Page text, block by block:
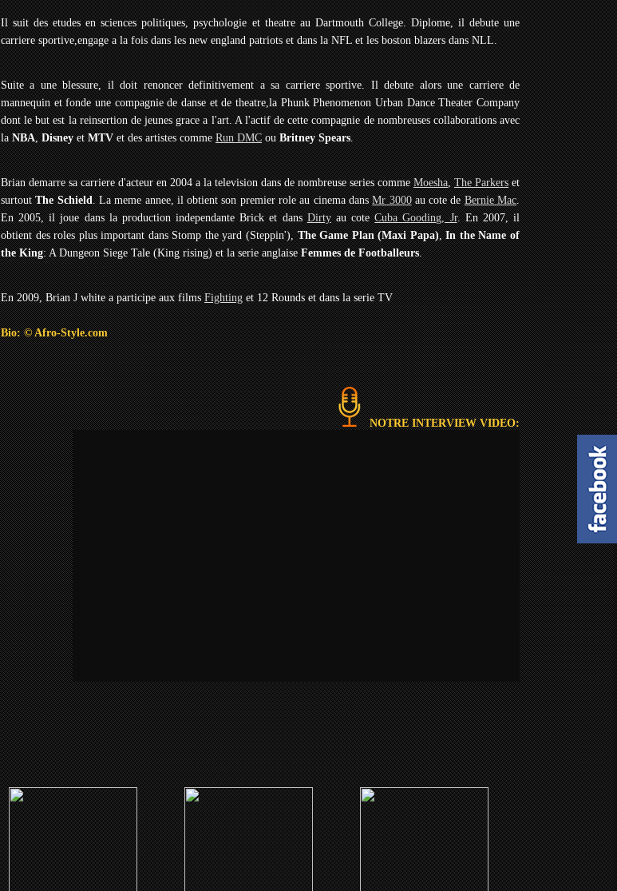
Il suit des etudes en sciences politiques, psychologie et theatre au Dartmouth College. Diplome, il debute une
carriere sportive,engage a la fois dans les new england patriots et dans la NFL et les boston blazers dans NLL.
Suite a une blessure, il doit renoncer definitivement a sa carriere sportive. Il debute alors une carriere de
mannequin et fonde une compagnie de danse et de theatre,la Phunk Phenomenon Urban Dance Theater Company
dont le but est la reinsertion de jeunes grace a l'art. A l'actif de cette compagnie de nombreuses collaborations avec
laNBA,DisneyetMTVet des artistes commeRun DMCouBritney Spears.
Brian demarre sa carriere d'acteur en 2004 a la television dans de nombreuse series commeMoesha,The Parkerset
surtoutThe Schield. La meme annee, il obtient son premier role au cinema dansMr 3000au cote deBernie Mac.
En 2005, il joue dans la production independante Brick et dansDirtyau coteCuba Gooding, Jr. En 2007, il
obtient des roles plus important dans Stomp the yard (Steppin'),The Game Plan (Maxi Papa),In the Name of
the King: A Dungeon Siege Tale (King rising) et la serie anglaiseFemmes de Footballeurs.
En 2009, Brian J white a participe aux filmsFightinget 12 Rounds et dans la serie TV
Bio: © Afro-Style.com
NOTRE INTERVIEW VIDEO:
(2015)
Where Children Play
(2015)
Mariées dans l'année
(2015)
My Favorite Five